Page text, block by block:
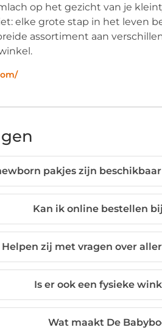
op het gezicht van je
elke grote stap in het leven
assortiment aan
pakjes zijn
Kan ik online bestellen
Helpen zij met vragen over
Is er ook een fysieke
Wat maakt De